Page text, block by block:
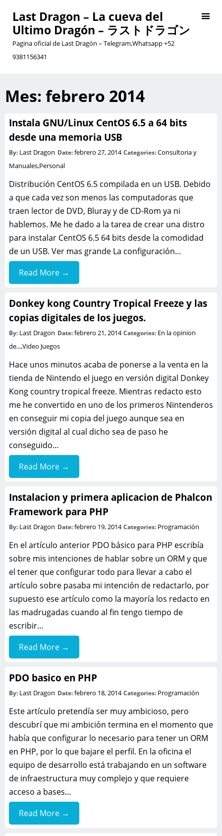
Last Dragon – La cueva del
Ultimo Dragón – ラストドラゴン
Pagina oficial de Last Dragón – Telegram,Whatsapp +52
9381156341
Mes: febrero 2014
Instala GNU/Linux CentOS 6.5 a 64 bits
desde una memoria USB
By: Last Dragon Date:febrero 27, 2014Categories:Consultoria y
Manuales,Personal
Distribución CentOS 6.5 compilada en un USB. Debido
a que cada vez son menos las computadoras que
traen lector de DVD, Bluray y de CD-Rom ya ni
hablemos. Me he dado a la tarea de crear una distro
para instalar CentOS 6.5 64 bits desde la comodidad
de un USB. Ver mas grande La configuración…
Read More →
Donkey kong Country Tropical Freeze y las
copias digitales de los juegos.
By: Last Dragon Date:febrero 21, 2014Categories: En la opinion
de...,Video Juegos
Hace unos minutos acaba de ponerse a la venta en la
tienda de Nintendo el juego en versión digital Donkey
Kong country tropical freeze. Mientras redacto esto
me he convertido en uno de los primeros Nintenderos
en conseguir mi copia del juego aunque sea en
versión digital al cual dicho sea de paso he
conseguido…
Read More →
Instalacion y primera aplicacion de Phalcon
Framework para PHP
By: Last Dragon Date:febrero 19, 2014Categories: Programación
En el artículo anterior PDO básico para PHP escribía
sobre mis intenciones de hablar sobre un ORM y que
el tener que configurar todo para llevar a cabo el
artículo sobre pasaba mi intención de redactarlo, por
supuesto ese artículo como la mayoría los redacto en
las madrugadas cuando al fin tengo tiempo de
escribir…
Read More →
PDO basico en PHP
By: Last Dragon Date:febrero 18, 2014Categories: Programación
Este artículo pretendía ser muy ambicioso, pero
descubrí que mi ambición termina en el momento que
había que configurar lo necesario para tener un ORM
en PHP, por lo que bajare el perfil. En la oficina el
equipo de desarrollo está trabajando en un software
de infraestructura muy complejo y que requiere
acceso a bases…
Read More →